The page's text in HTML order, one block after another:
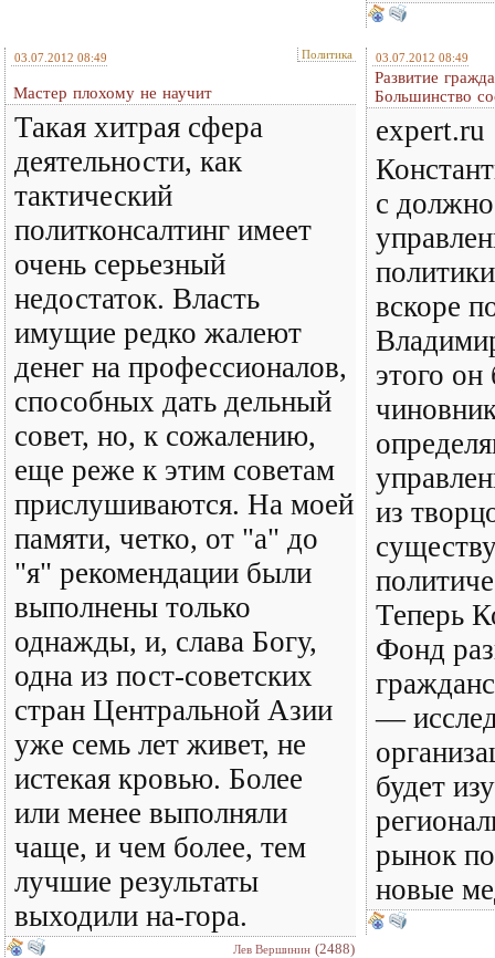
03.07.2012 08:49 Политика
Мастер плохому не научит
Такая хитрая сфера
деятельности, как
тактический
политконсалтинг имеет
очень серьезный
недостаток. Власть
имущие редко жалеют
денег на профессионалов,
способных дать дельный
совет, но, к сожалению,
еще реже к этим советам
прислушиваются. На моей
памяти, четко, от "а" до
"я" рекомендации были
выполнены только
однажды, и, слава Богу,
одна из пост-советских
стран Центральной Азии
уже семь лет живет, не
истекая кровью. Более
или менее выполняли
чаще, и чем более, тем
лучшие результаты
выходили на-гора.
Лев Вершинин (2488)
03.07.2012 08:49
Развитие
Большинство
expert.ru
с
вскоре
этого
из
Теперь
Фонд
—
будет
рынок
новые